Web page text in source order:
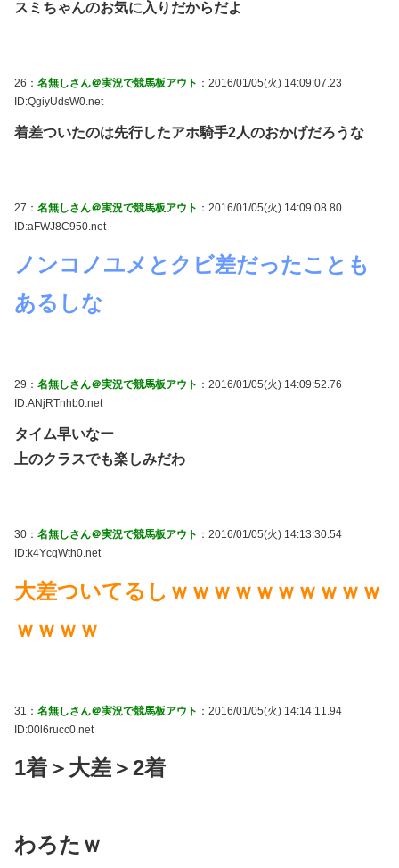
スミちゃんのお気に入りだからだよ
26： 名無しさん＠実況で競馬板アウト ：2016/01/05(火) 14:09:07.23
ID:QgiyUdsW0.net
着差ついたのは先行したアホ騎手2人のおかげだろうな
27： 名無しさん＠実況で競馬板アウト ：2016/01/05(火) 14:09:08.80
ID:aFWJ8C950.net
ノンコノユメとクビ差だったことも
あるしな
29： 名無しさん＠実況で競馬板アウト ：2016/01/05(火) 14:09:52.76
ID:ANjRTnhb0.net
タイム早いなー
上のクラスでも楽しみだわ
30： 名無しさん＠実況で競馬板アウト ：2016/01/05(火) 14:13:30.54
ID:k4YcqWth0.net
大差ついてるしｗｗｗｗｗｗｗｗｗｗ
ｗｗｗｗ
31： 名無しさん＠実況で競馬板アウト ：2016/01/05(火) 14:14:11.94
ID:00l6rucc0.net
1着＞大差＞2着
わろたｗ